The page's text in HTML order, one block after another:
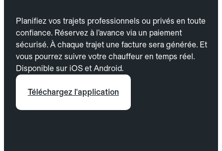
Planifiez vos trajets professionnels ou privés en toute
confiance. Réservez à l’avance via un paiement
sécurisé. À chaque trajet une facture sera générée. Et
vous pourrez suivre votre chauffeur en temps réel.
Disponible sur iOS et Android.
Téléchargez l'application